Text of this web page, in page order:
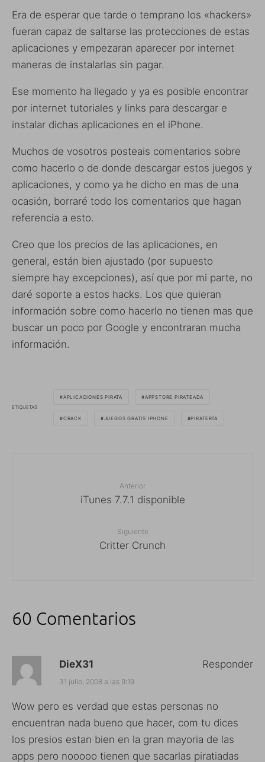
Era de esperar que tarde o temprano los «hackers»
fueran capaz de saltarse las protecciones de estas
aplicaciones y empezaran aparecer por internet
maneras de instalarlas sin pagar.
Ese momento ha llegado y ya es posible encontrar
por internet tutoriales y links para descargar e
instalar dichas aplicaciones en el iPhone.
Muchos de vosotros posteais comentarios sobre
como hacerlo o de donde descargar estos juegos y
aplicaciones, y como ya he dicho en mas de una
ocasión, borraré todo los comentarios que hagan
referencia a esto.
Creo que los precios de las aplicaciones, en
general, están bien ajustado (por supuesto
siempre hay excepciones), así que por mi parte, no
daré soporte a estos hacks. Los que quieran
información sobre como hacerlo no tienen mas que
buscar un poco por Google y encontraran mucha
información.
ETIQUETAS
APLICACIONES PIRATA APPSTORE PIRATEADA
CRACK JUEGOS GRATIS IPHONE PIRATERÍA
Anterior
iTunes 7.7.1 disponible
Siguiente
Critter Crunch
60 Comentarios
DieX31
31 julio, 2008 a las 9:19
Wow pero es verdad que estas personas no
encuentran nada bueno que hacer, com tu dices
los presios estan bien en la gran mayoria de las
apps pero nooooo tienen que sacarlas piratiadas
Responder